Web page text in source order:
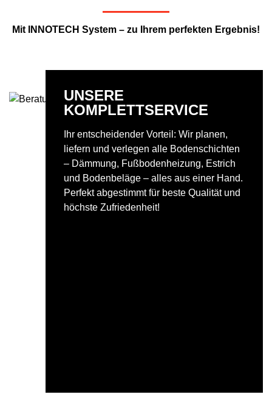
Mit INNOTECH System – zu Ihrem perfekten Ergebnis!
UNSERE
KOMPLETTSERVICE
Ihr entscheidender Vorteil: Wir planen,
liefern und verlegen alle Bodenschichten
– Dämmung, Fußbodenheizung, Estrich
und Bodenbeläge – alles aus einer Hand.
Perfekt abgestimmt für beste Qualität und
höchste Zufriedenheit!